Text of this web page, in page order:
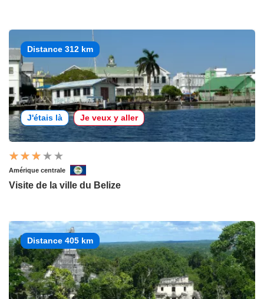
Distance 312 km
J'étais là Je veux y aller
Amérique centrale
Visite de la ville du Belize
Distance 405 km